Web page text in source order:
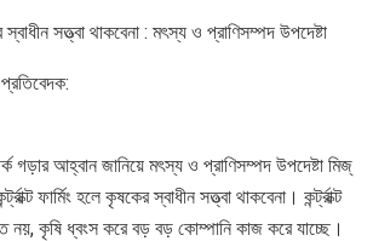
স্বাধীন সত্ত্বা থাকবেনা : মৎস্য ও প্রাণিসম্পদ উপদেষ্টা
গড়ার আহ্বান জানিয়ে মৎস্য ও প্রাণিসম্পদ উপদেষ্টা মিজ্
ফার্মিং হলে কৃষকের স্বাধীন সত্ত্বা থাকবেনা। কর্ন্ট্রাক্ট
নয়, কৃষি ধ্বংস করে বড় বড় কোম্পানি কাজ করে যাচ্ছে।